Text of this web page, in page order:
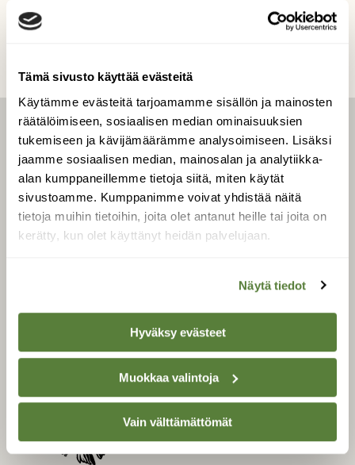
Tämä sivusto käyttää evästeitä
Käytämme evästeitä tarjoamamme sisällön ja mainosten
räätälöimiseen, sosiaalisen median ominaisuuksien
tukemiseen ja kävijämäärämme analysoimiseen. Lisäksi
jaamme sosiaalisen median, mainosalan ja analytiikka-
alan kumppaneillemme tietoja siitä, miten käytät
sivustoamme. Kumppanimme voivat yhdistää näitä
tietoja muihin tietoihin, joita olet antanut heille tai joita on
kerätty, kun olet käyttänyt heidän palvelujaan.
Näytä tiedot
Hyväksy evästeet
Muokkaa valintoja
Vain välttämättömät
LEHTI
Uusin lehti
Tilaa Suomen Luonto
Tilaa digilukuoikeus
Äänestä parasta juttua
SUOMEN LUONNON­
SUOJELU­LIITTO
Suomen Luonto -lehden
kustantaja onSuomen